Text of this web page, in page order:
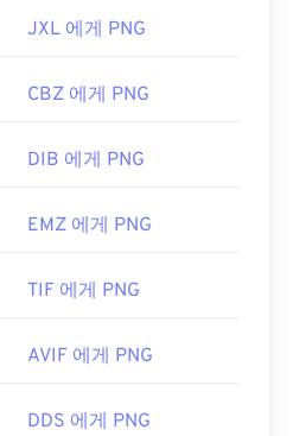
JXL 에게 PNG
CBZ 에게 PNG
DIB 에게 PNG
EMZ 에게 PNG
TIF 에게 PNG
AVIF 에게 PNG
DDS 에게 PNG